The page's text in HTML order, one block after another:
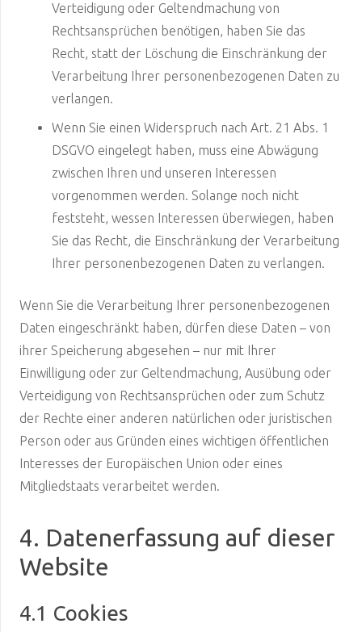
Verteidigung oder Geltendmachung von
Rechtsansprüchen benötigen, haben Sie das
Recht, statt der Löschung die Einschränkung der
Verarbeitung Ihrer personenbezogenen Daten zu
verlangen.
Wenn Sie einen Widerspruch nach Art. 21 Abs. 1
DSGVO eingelegt haben, muss eine Abwägung
zwischen Ihren und unseren Interessen
vorgenommen werden. Solange noch nicht
feststeht, wessen Interessen überwiegen, haben
Sie das Recht, die Einschränkung der Verarbeitung
Ihrer personenbezogenen Daten zu verlangen.
Wenn Sie die Verarbeitung Ihrer personenbezogenen
Daten eingeschränkt haben, dürfen diese Daten – von
ihrer Speicherung abgesehen – nur mit Ihrer
Einwilligung oder zur Geltendmachung, Ausübung oder
Verteidigung von Rechtsansprüchen oder zum Schutz
der Rechte einer anderen natürlichen oder juristischen
Person oder aus Gründen eines wichtigen öffentlichen
Interesses der Europäischen Union oder eines
Mitgliedstaats verarbeitet werden.
4. Datenerfassung auf dieser
Website
4.1 Cookies